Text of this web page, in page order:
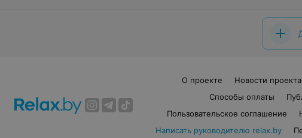
О проекте Новости проекта
Способы оплаты
Пользовательское соглашение
Написать руководителю relax.by